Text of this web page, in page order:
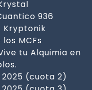
936
Kryptonik
MCFs
tu Alquimia en
(cuota 2)